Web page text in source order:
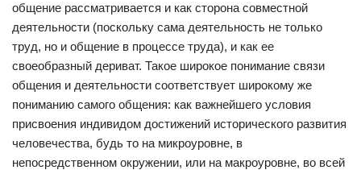
общение рассматривается и как сторона совместной
деятельности (поскольку сама деятельность не только
труд, но и общение в процессе труда), и как ее
своеобразный дериват. Такое широкое понимание связи
общения и деятельности соответствует широкому же
пониманию самого общения: как важнейшего условия
присвоения индивидом достижений исторического развития
человечества, будь то на микроуровне, в
непосредственном окружении, или на макроуровне, во всей